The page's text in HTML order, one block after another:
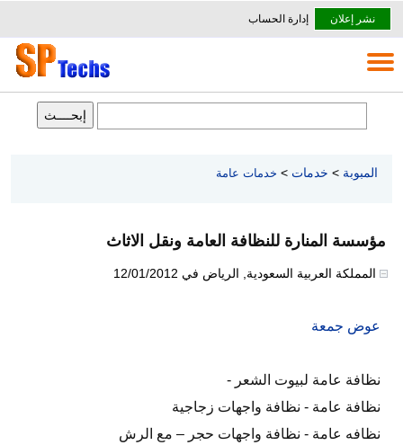
نشر إعلان إدارة الحساب
المبوبة > خدمات > خدمات عامة
مؤسسة المنارة للنظافة العامة ونقل الاثاث
المملكة العربية السعودية الرياض في 12/01/2012
عوض جمعة
نظافة عامة لبيوت الشعر -
نظافة عامة - نظافة واجهات زجاجية
نظافه عامة - نظافة واجهات حجر – مع الرش